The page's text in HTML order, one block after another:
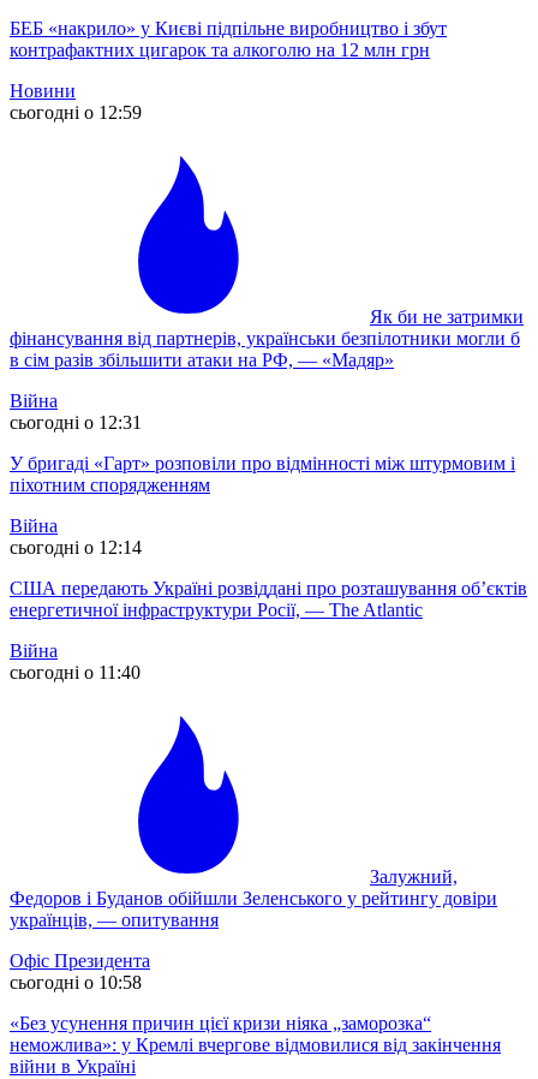
БЕБ «накрило» у Києві підпільне виробництво і збут
контрафактних цигарок та алкоголю на 12 млн грн
Новини
сьогодні о 12:59
Як би не затримки
фінансування від партнерів, українськи безпілотники могли б
в сім разів збільшити атаки на РФ, — «Мадяр»
Війна
сьогодні о 12:31
У бригаді «Гарт» розповіли про відмінності між штурмовим і
піхотним спорядженням
Війна
сьогодні о 12:14
США передають Україні розвіддані про розташування об’єктів
енергетичної інфраструктури Росії, — The Atlantic
Війна
сьогодні о 11:40
Залужний,
Федоров і Буданов обійшли Зеленського у рейтингу довіри
українців, — опитування
Офіс Президента
сьогодні о 10:58
«Без усунення причин цієї кризи ніяка „заморозка“
неможлива»: у Кремлі вчергове відмовилися від закінчення
війни в Україні